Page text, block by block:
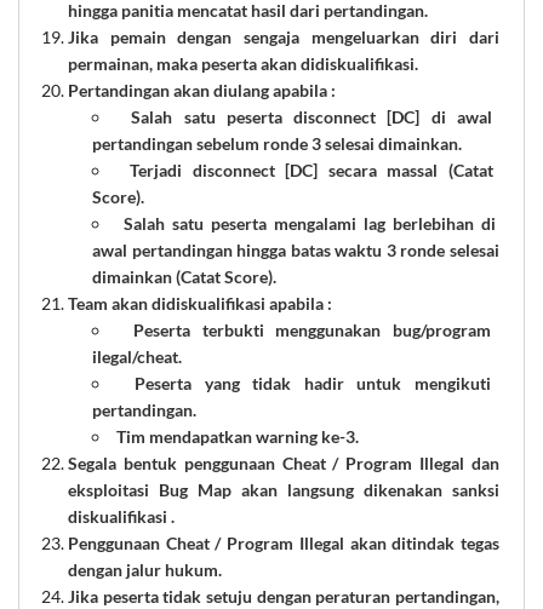
hingga panitia mencatat hasil dari pertandingan.
Jika pemain dengan sengaja mengeluarkan diri dari
permainan, maka peserta akan didiskualifikasi.
Pertandingan akan diulang apabila :
Salah satu peserta disconnect [DC] di awal
pertandingan sebelum ronde 3 selesai dimainkan.
Terjadi disconnect [DC] secara massal (Catat
Score).
Salah satu peserta mengalami lag berlebihan di
awal pertandingan hingga batas waktu 3 ronde selesai
dimainkan(Catat Score).
Team akan didiskualifikasi apabila :
Peserta terbukti menggunakan bug/program
ilegal/cheat.
Peserta yang tidak hadir untuk mengikuti
pertandingan.
Tim mendapatkan warning ke-3.
Segala bentuk penggunaan Cheat / Program Illegal dan
eksploitasi Bug Map akan langsung dikenakan sanksi
diskualifikasi .
Penggunaan Cheat / Program Illegal akan ditindak tegas
dengan jalur hukum.
Jika peserta tidak setuju dengan peraturan pertandingan,